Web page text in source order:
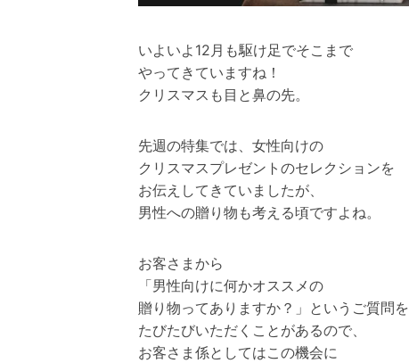
いよいよ12月も駆け足でそこまで
やってきていますね！
クリスマスも目と鼻の先。
先週の特集では、女性向けの
クリスマスプレゼントのセレクションを
お伝えしてきていましたが、
男性への贈り物も考える頃ですよね。
お客さまから
「男性向けに何かオススメの
贈り物ってありますか？」というご質問を
たびたびいただくことがあるので、
お客さま係としてはこの機会に